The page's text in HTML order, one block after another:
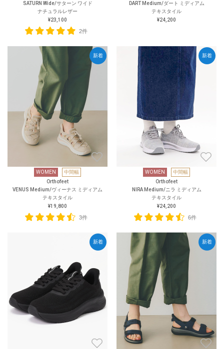
SATURN Wide/サターン ワイド
ナチュラルレザー
¥23,100
2件
DART Medium/ダート ミディアム
テキスタイル
¥24,200
新着
WOMEN
中間幅
Orthofeet
VENUS Medium/ヴィーナス ミディアム
テキスタイル
¥19,800
3件
新着
WOMEN
中間幅
Orthofeet
NIRA Medium/ニラ ミディアム
テキスタイル
¥24,200
6件
新着 新着